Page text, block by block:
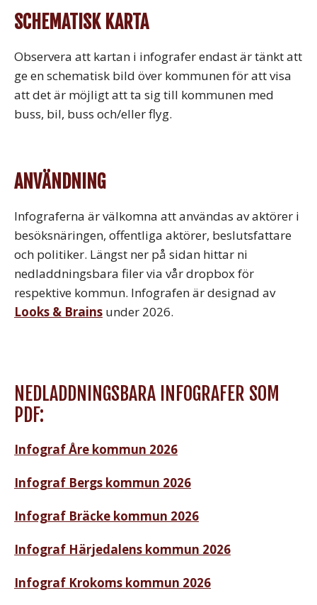
SCHEMATISK KARTA
Observera att kartan i infografer endast är tänkt att
ge en schematisk bild över kommunen för att visa
att det är möjligt att ta sig till kommunen med
buss, bil, buss och/eller flyg.
ANVÄNDNING
Infograferna är välkomna att användas av aktörer i
besöksnäringen, offentliga aktörer, beslutsfattare
och politiker. Längst ner på sidan hittar ni
nedladdningsbara filer via vår dropbox för
respektive kommun. Infografen är designad av
Looks & Brains under 2026.
NEDLADDNINGSBARA INFOGRAFER SOM
PDF:
Infograf Åre kommun 2026
Infograf Bergs kommun 2026
Infograf Bräcke kommun 2026
Infograf Härjedalens kommun 2026
Infograf Krokoms kommun 2026